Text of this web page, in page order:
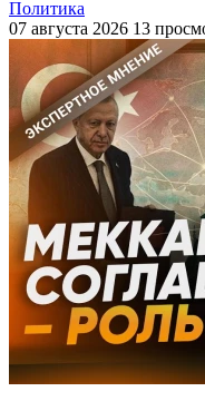
Политика
07 августа 2026 13